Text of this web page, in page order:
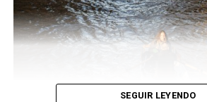
SEGUIR LEYENDO